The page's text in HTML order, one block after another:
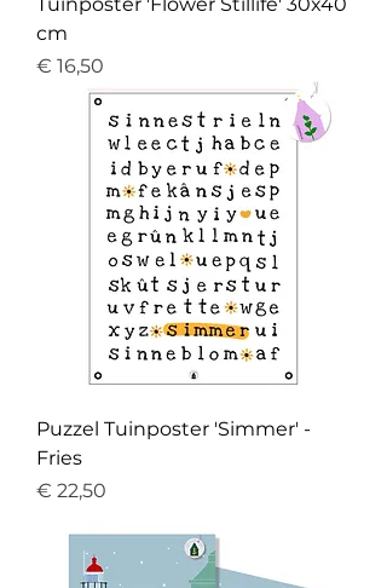
Tuinposter 'Flower Stillife' 30x40
cm
Prijs
€ 16,50
Puzzel Tuinposter 'Simmer' -
Fries
Prijs
€ 22,50